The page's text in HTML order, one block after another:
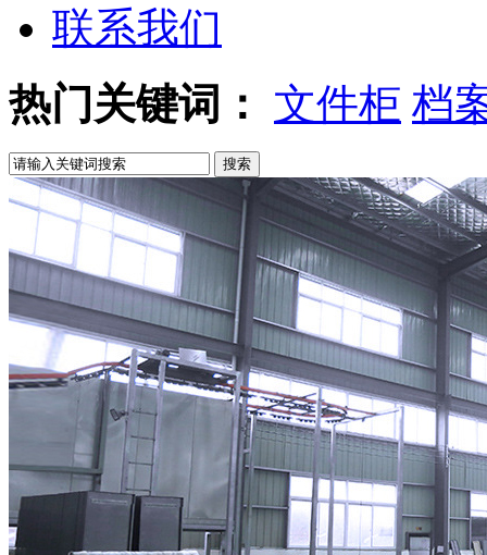
联系我们
热门关键词：
文件柜 档
搜索